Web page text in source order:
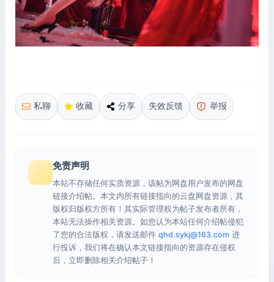
私聊 收藏 分享 失效反馈 举报
免责声明
本站不存储任何实质资源，该帖为网盘用户发布的网盘
链接介绍帖。本文内所有链接指向的云盘网盘资源，其
版权归版权方所有！其实际管理权为帖子发布者所有，
本站无法操作相关资源。如您认为本站任何介绍帖侵犯
了您的合法版权，请发送邮件 qhd.sykj@163.com 进
行投诉，我们将在确认本文链接指向的资源存在侵权
后，立即删除相关介绍帖子！